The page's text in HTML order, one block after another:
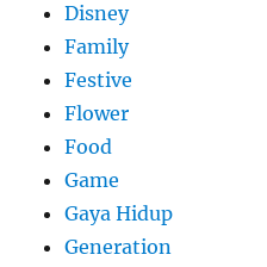
Disney
Family
Festive
Flower
Food
Game
Gaya Hidup
Generation